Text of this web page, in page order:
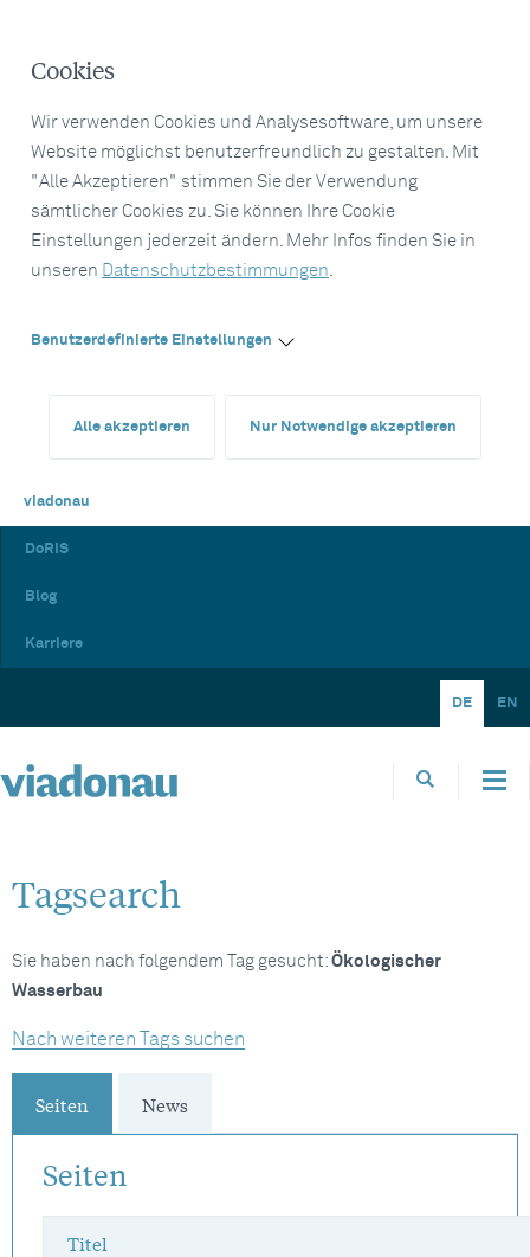
Cookies
Wir verwenden Cookies und Analysesoftware, um unsere
Website möglichst benutzerfreundlich zu gestalten. Mit
"Alle Akzeptieren" stimmen Sie der Verwendung
sämtlicher Cookies zu. Sie können Ihre Cookie
Einstellungen jederzeit ändern. Mehr Infos finden Sie in
unseren Datenschutzbestimmungen.
Benutzerdefinierte Einstellungen
Alle akzeptieren Nur Notwendige akzeptieren
viadonau
DoRIS
Blog
Karriere
DE EN
Tagsearch
Sie haben nach folgendem Tag gesucht: Ökologischer
Wasserbau
Nach weiteren Tags suchen
Seiten News
Seiten
Titel